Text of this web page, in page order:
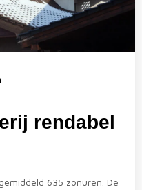
rendabel
635 zonuren. De